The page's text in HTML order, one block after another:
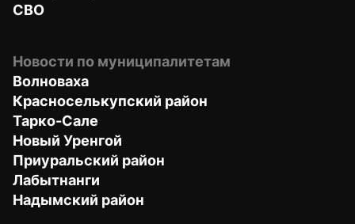
СВО
Новости по муниципалитетам
Волноваха
Красноселькупский район
Тарко-Сале
Новый Уренгой
Приуральский район
Лабытнанги
Надымский район